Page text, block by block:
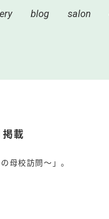
blog salon
載
母校訪問〜」。